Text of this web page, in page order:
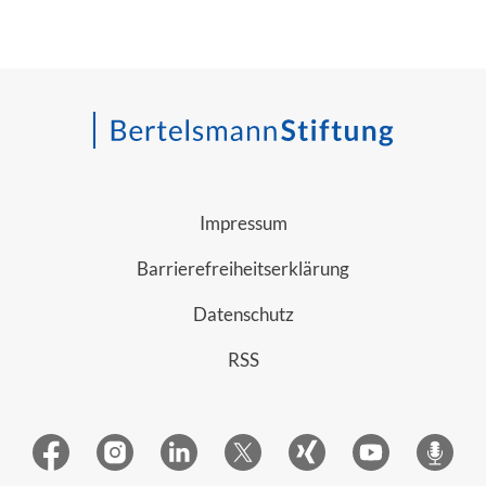
Impressum
Barrierefreiheitserklärung
Datenschutz
RSS